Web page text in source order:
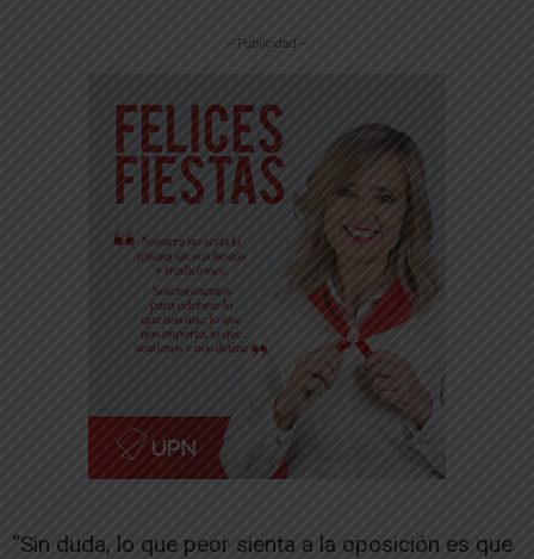
-- Publicidad --
“Sin duda, lo que peor sienta a la oposición es que